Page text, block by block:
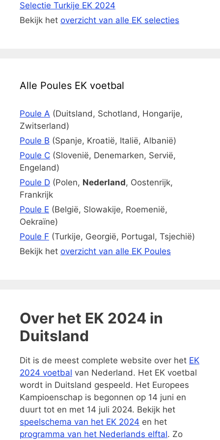
Selectie Turkije EK 2024
Bekijk het overzicht van alle EK selecties
Alle Poules EK voetbal
Poule A (Duitsland, Schotland, Hongarije,
Zwitserland)
Poule B (Spanje, Kroatië, Italië, Albanië)
Poule C (Slovenië, Denemarken, Servië,
Engeland)
Poule D (Polen, Nederland, Oostenrijk,
Frankrijk
Poule E (België, Slowakije, Roemenië,
Oekraïne)
Poule F (Turkije, Georgië, Portugal, Tsjechië)
Bekijk het overzicht van alle EK Poules
Over het EK 2024 in
Duitsland
Dit is de meest complete website over het EK
2024 voetbal van Nederland. Het EK voetbal
wordt in Duitsland gespeeld. Het Europees
Kampioenschap is begonnen op 14 juni en
duurt tot en met 14 juli 2024. Bekijk het
speelschema van het EK 2024 en het
programma van het Nederlands elftal. Zo